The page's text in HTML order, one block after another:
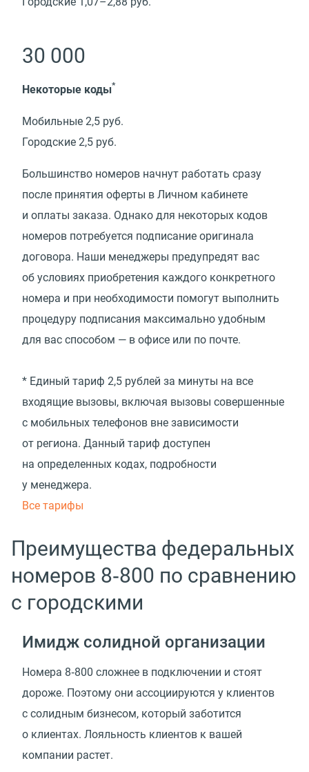
30 000
Некоторые коды*
Мобильные 2,5 руб.
Городские 2,5 руб.
Большинство номеров начнут работать сразу
после принятия оферты в Личном кабинете
и оплаты заказа. Однако для некоторых кодов
номеров потребуется подписание оригинала
договора. Наши менеджеры предупредят вас
об условиях приобретения каждого конкретного
номера и при необходимости помогут выполнить
процедуру подписания максимально удобным
для вас способом — в офисе или по почте.
* Единый тариф 2,5 рублей за минуты на все
входящие вызовы, включая вызовы совершенные
с мобильных телефонов вне зависимости
от региона. Данный тариф доступен
на определенных кодах, подробности
у менеджера.
Все тарифы
Преимущества федеральных
номеров 8‑800 по сравнению
с городскими
Имидж солидной организации
Номера 8‑800 сложнее в подключении и стоят
дороже. Поэтому они ассоциируются у клиентов
с солидным бизнесом, который заботится
о клиентах. Лояльность клиентов к вашей
компании растет.